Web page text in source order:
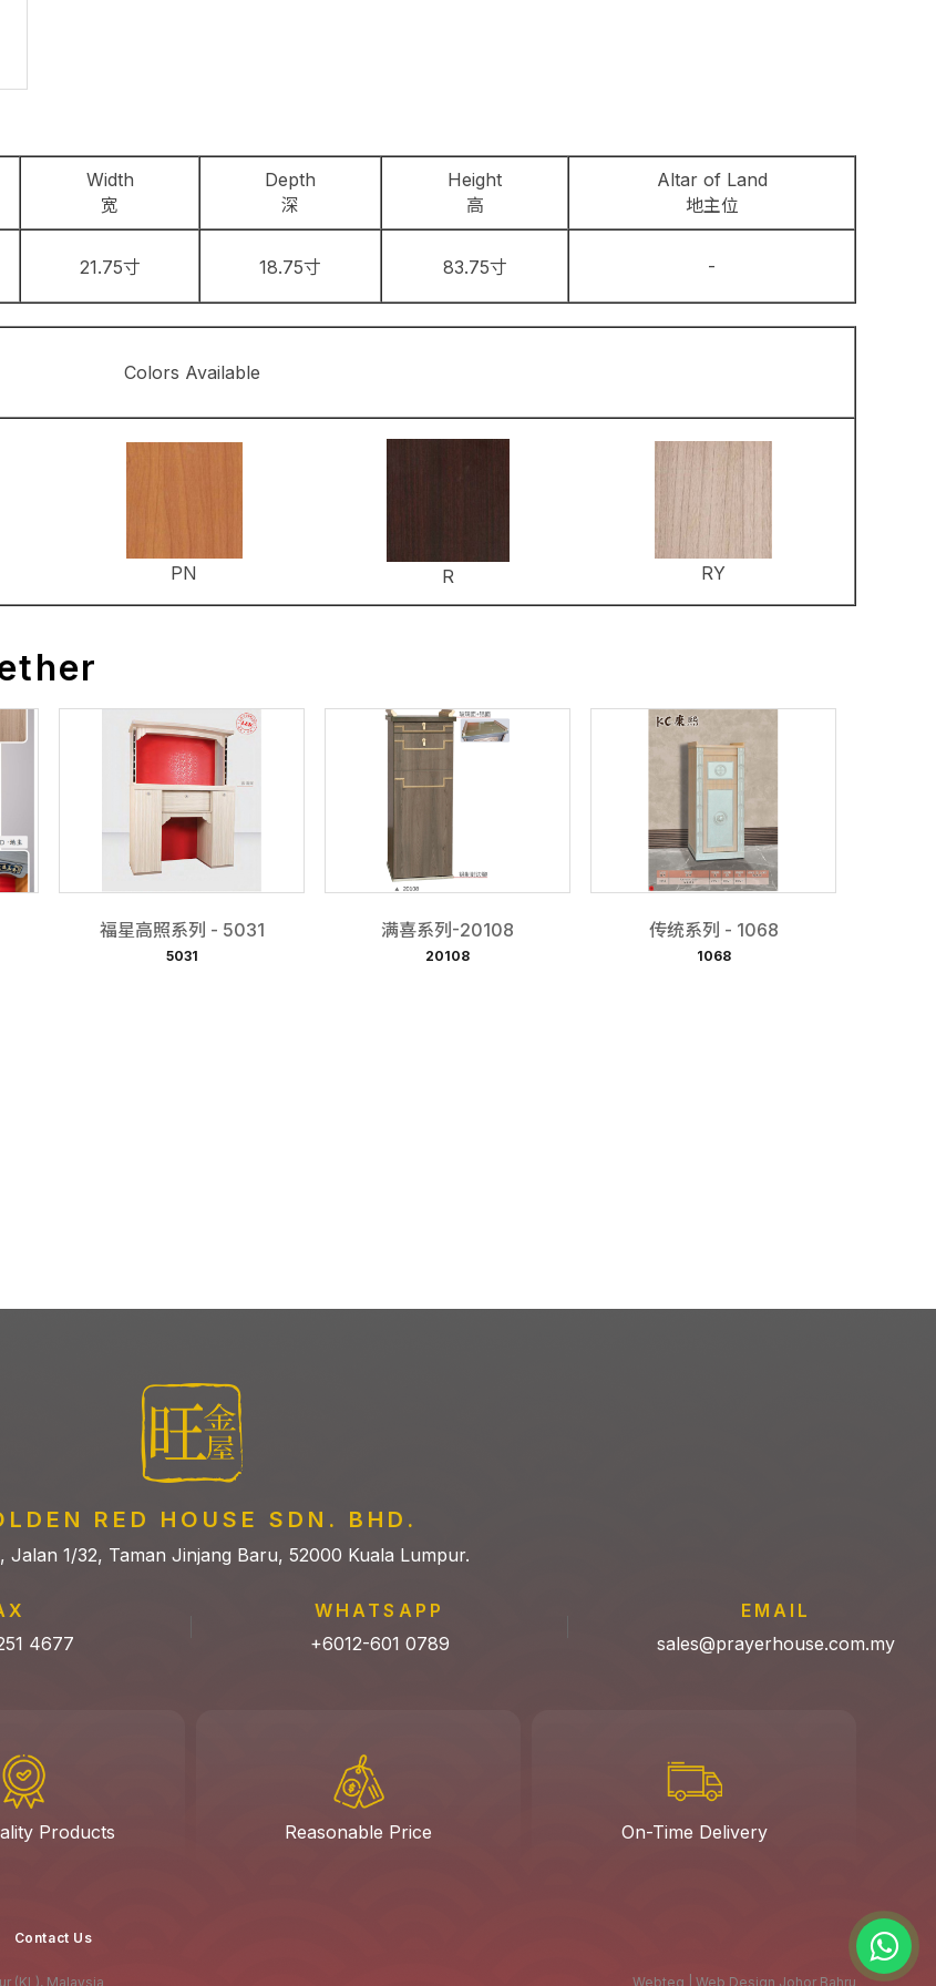
Width
宽
Depth
深
Height
高
Altar of Land
地主位
21.75寸 18.75寸 83.75寸 -
Colors Available
PN R RY
福星高照系列 - 5031
5031
满喜系列-20108
20108
传统系列 - 1068
1068
RED HOUSE SDN. BHD.
Jalan 1/32, Taman Jinjang Baru, 52000 Kuala Lumpur.
4677
WHATSAPP
+6012-601 0789
EMAIL
sales@prayerhouse.com.my
Products Reasonable Price On-Time Delivery
Contact Us
(KL), Malaysia Webteq | Web Design Johor Bahru